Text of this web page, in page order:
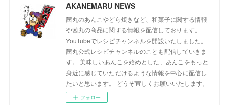
AKANEMARU NEWS
茜丸のあんこやどら焼きなど、和菓子に関する情報
や茜丸の商品に関する情報を配信しております。
YouTubeでレシピチャンネルを開設いたしました。
茜丸公式レシピチャンネルのことも配信していきま
す。 美味しいあんこを始めとした、あんこをもっと
身近に感じていただけるような情報を中心に配信し
たいと思います。 どうぞ宜しくお願いいたします。
フォロー